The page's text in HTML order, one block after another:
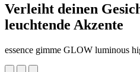
Verleiht deinen
leuchtende Akzente
essence gimme GLOW luminous